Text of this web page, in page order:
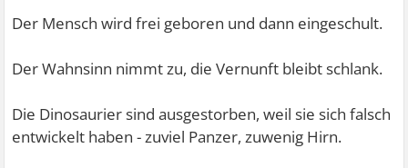
Der Mensch wird frei geboren und dann eingeschult.
Der Wahnsinn nimmt zu, die Vernunft bleibt schlank.
Die Dinosaurier sind ausgestorben, weil sie sich falsch
entwickelt haben - zuviel Panzer, zuwenig Hirn.